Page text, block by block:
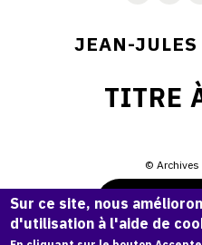
JEAN-JULES
TITRE
© Archives
Demande
Sur ce site, nous
d'utilisation à l'aide de